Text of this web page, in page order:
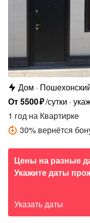
Дом
От5500₽/сутки
1 год на Квартирке
30% вернётся
Цены на разные
Укажите даты
Указать даты